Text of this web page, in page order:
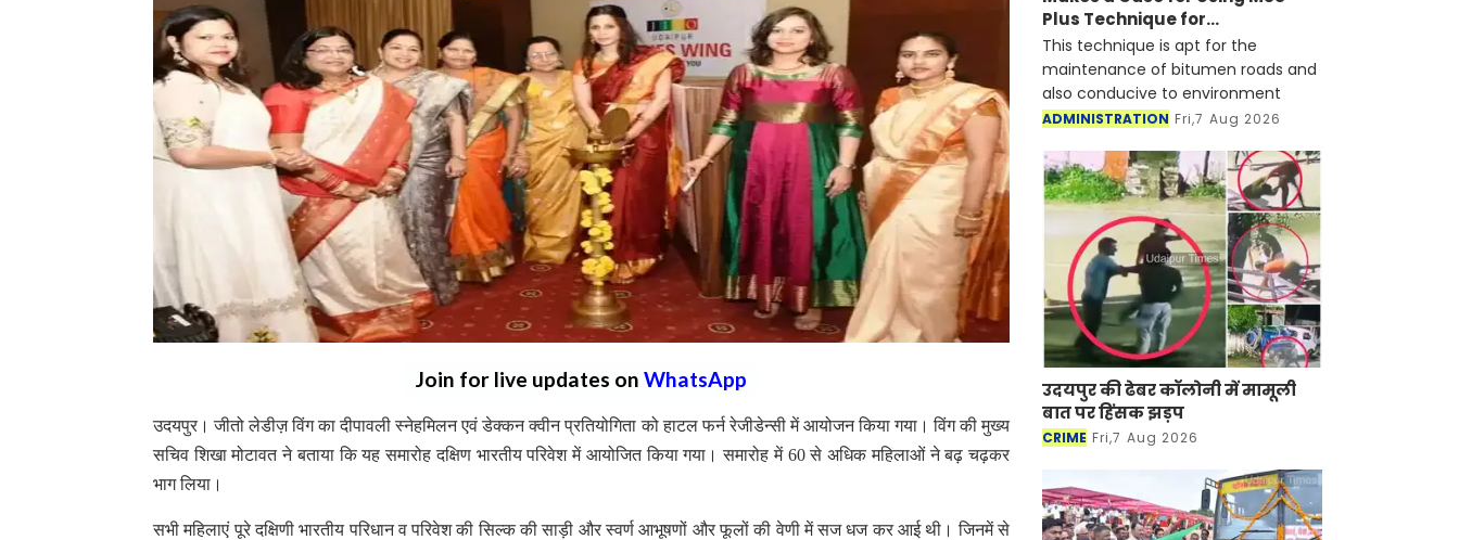
Join for live updates on WhatsApp
उदयपुर। जीतो लेडीज़ विंग का दीपावली स्नेहमिलन एवं डेक्कन क्वीन प्रतियोगिता को हाटल फर्न रेजीडेन्सी में आयोजन किया गया। विंग की मुख्य
सचिव शिखा मोटावत ने बताया कि यह समारोह दक्षिण भारतीय परिवेश में आयोजित किया गया। समारोह में 60 से अधिक महिलाओं ने बढ़ चढ़कर
भाग लिया।
सभी महिलाएं पूरे दक्षिणी भारतीय परिधान व परिवेश की सिल्क की साड़ी और स्वर्ण आभूषणों और फूलों की वेणी में सज धज कर आई थी। जिनमें से
Plus Technique for
Maintenance of Bitumen Roads
This technique is apt for the
maintenance of bitumen roads and
also conducive to environment
ADMINISTRATION Fri,7 Aug 2026
उदयपुर की ढेबर कॉलोनी में मामूली
बात पर हिंसक झड़प
CRIME Fri,7 Aug 2026